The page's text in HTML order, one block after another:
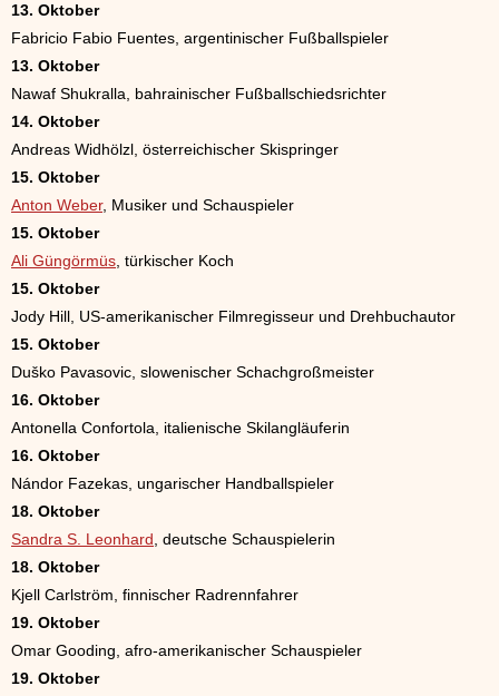
13. Oktober
Fabricio Fabio Fuentes, argentinischer Fußballspieler
13. Oktober
Nawaf Shukralla, bahrainischer Fußballschiedsrichter
14. Oktober
Andreas Widhölzl, österreichischer Skispringer
15. Oktober
Anton Weber, Musiker und Schauspieler
15. Oktober
Ali Güngörmüs , türkischer Koch
15. Oktober
Jody Hill, US-amerikanischer Filmregisseur und Drehbuchautor
15. Oktober
Duško Pavasovic, slowenischer Schachgroßmeister
16. Oktober
Antonella Confortola, italienische Skilangläuferin
16. Oktober
Nándor Fazekas, ungarischer Handballspieler
18. Oktober
Sandra S. Leonhard , deutsche Schauspielerin
18. Oktober
Kjell Carlström, finnischer Radrennfahrer
19. Oktober
Omar Gooding, afro-amerikanischer Schauspieler
19. Oktober